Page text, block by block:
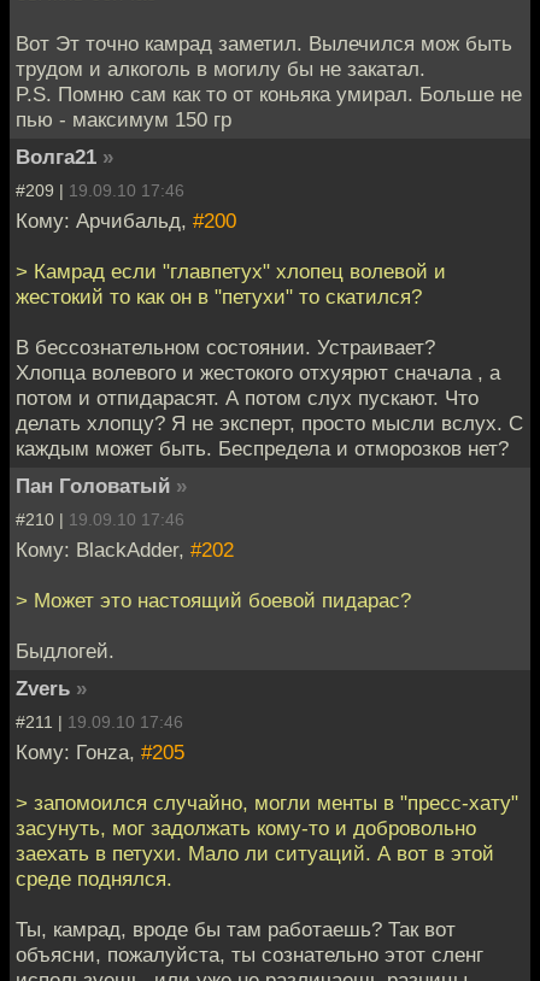
Вот Эт точно камрад заметил. Вылечился мож быть
трудом и алкоголь в могилу бы не закатал.
P.S. Помню сам как то от коньяка умирал. Больше не
пью - максимум 150 гр
Волга21 »
#209 | 19.09.10 17:46
Кому: Арчибальд, #200
> Камрад если "главпетух" хлопец волевой и
жестокий то как он в "петухи" то скатился?
В бессознательном состоянии. Устраивает?
Хлопца волевого и жестокого отхуярют сначала , а
потом и отпидарасят. А потом слух пускают. Что
делать хлопцу? Я не эксперт, просто мысли вслух. С
каждым может быть. Беспредела и отморозков нет?
Пан Головатый »
#210 | 19.09.10 17:46
Кому: BlackAdder, #202
> Может это настоящий боевой пидарас?
Быдлогей.
Zverь »
#211 | 19.09.10 17:46
Кому: Гонzа, #205
> запомоился случайно, могли менты в "пресс-хату"
засунуть, мог задолжать кому-то и добровольно
заехать в петухи. Мало ли ситуаций. А вот в этой
среде поднялся.
Ты, камрад, вроде бы там работаешь? Так вот
объясни, пожалуйста, ты сознательно этот сленг